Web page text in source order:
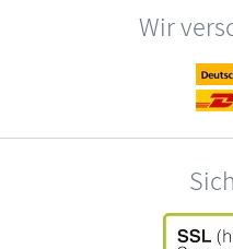
Wir